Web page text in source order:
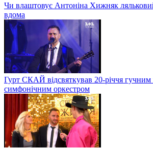
Чи влаштовує Антоніна Хижняк
вдома
Гурт СКАЙ відсвяткував 20-річчя
симфонічним оркестром